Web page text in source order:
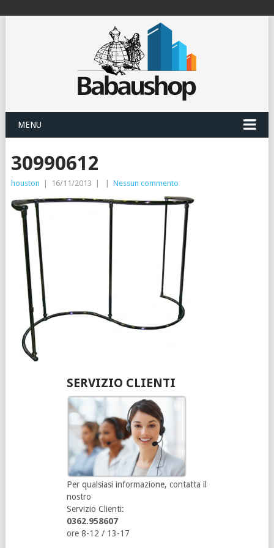
MENU
30990612
houston 16/11/2013 Nessun commento
SERVIZIO CLIENTI
Per qualsiasi informazione, contatta il
nostro
Servizio Clienti:
0362.958607
ore 8-12 / 13-17